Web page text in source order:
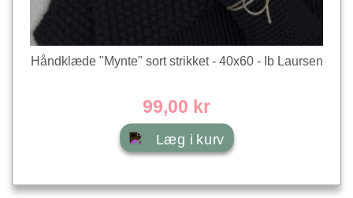
Håndklæde "Mynte" sort strikket - 40x60 - Ib Laursen
99,00 kr
Læg i kurv